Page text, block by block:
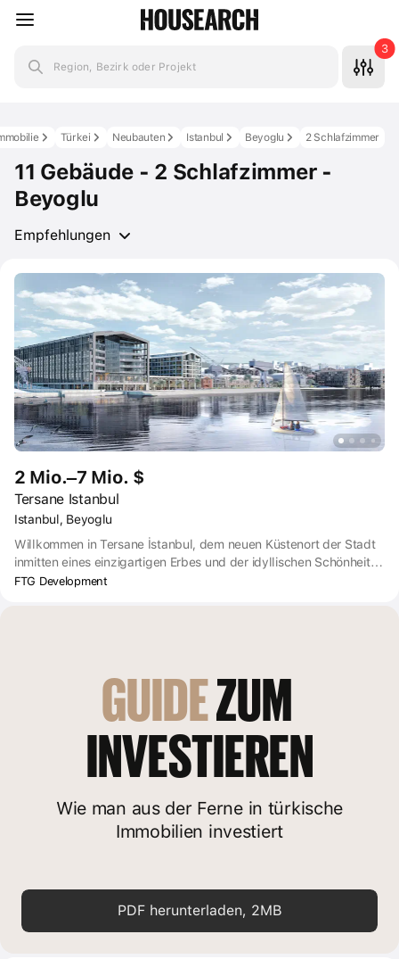
Region, Bezirk oder Projekt
3
2 Schlafzimmer
Beyoglu
Istanbul
Neubauten
Türkei
11 Gebäude - 2 Schlafzimmer -
Beyoglu
Empfehlungen
2 Mio.–7 Mio. $
Tersane Istanbul
Istanbul, Beyoglu
Willkommen in Tersane İstanbul, dem neuen Küstenort der Stadt
inmitten eines einzigartigen Erbes und der idyllischen Schönheit
des Goldenen Horns. Mit seinen historischen Sehenswürdigkeiten,
FTG Development
GUIDE ZUM
INVESTIEREN
Wie man aus der Ferne in türkische
Immobilien investiert
PDF herunterladen, 2MB